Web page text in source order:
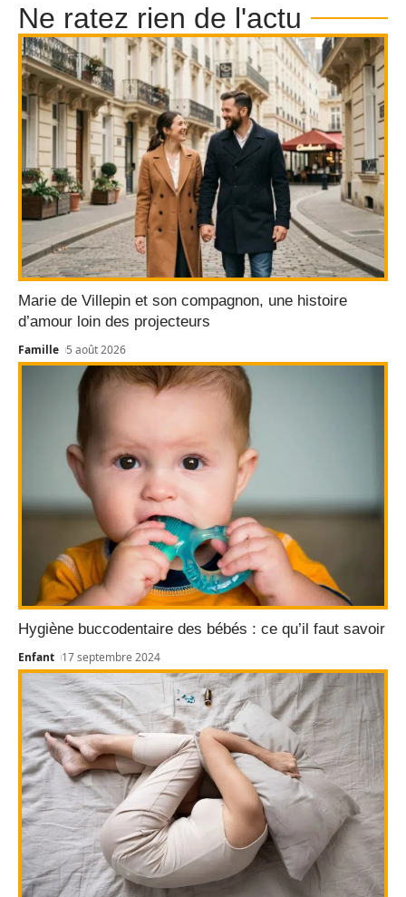
Ne ratez rien de l'actu
Marie de Villepin et son compagnon, une histoire
d’amour loin des projecteurs
Famille 5 août 2026
Hygiène buccodentaire des bébés : ce qu’il faut savoir
Enfant 17 septembre 2024